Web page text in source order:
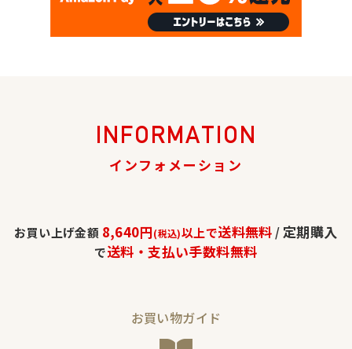
INFORMATION
インフォメーション
お買い上げ金額 8,640円(税込)以上で送料無料 /定期購入
で送料・支払い手数料無料
お買い物ガイド